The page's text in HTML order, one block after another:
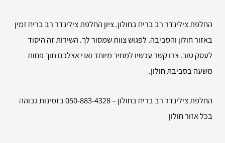
החלפת צילינדר רב בריח בחולון. ציון החלפת צילינדר רב בריח זמין
באזור חולון והסביבה. לפגוש צוות שמסור לך. השירות זה היסוד
לעסק טוב. צרו קשר עכשיו למחיר מיוחד ואני אצלכם תוך פחות
משעה בסביבת חולון.
החלפת צילינדר רב בריח בחולון – 050-883-4328 בזמינות גבוהה
בכל אזור חולון